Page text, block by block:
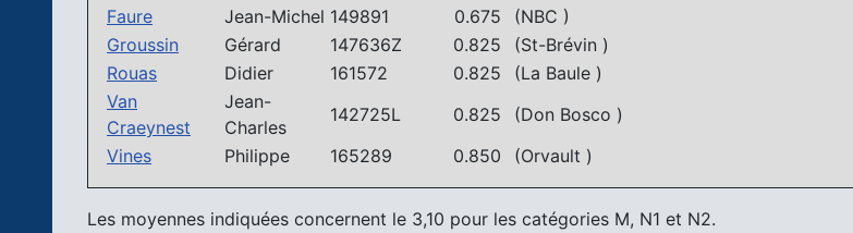
Faure
Jean-Michel 149891 0.675
(NBC )
Groussin
Gérard 147636Z 0.825
(St-Brévin )
Rouas
Didier 161572 0.825
(La Baule )
Van
Craeynest
Jean-
Charles
142725L 0.825
(Don Bosco )
Vines
Philippe 165289 0.850 (Orvault )
Les moyennes indiquées concernent le 3,10 pour les catégories M, N1 et N2.